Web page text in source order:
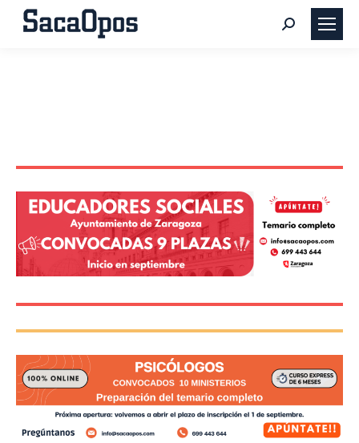
Buscar: